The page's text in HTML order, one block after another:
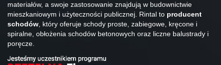
materiałów, a swoje zastosowanie znajdują w budownictwie
mieszkaniowym i użyteczności publicznej. Rintal to producent
schodów, który oferuje schody proste, zabiegowe, kręcone i
spiralne, obłożenia schodów betonowych oraz liczne balustrady i
poręcze.